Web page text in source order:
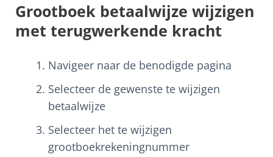
Grootboek betaalwijze wijzigen
met terugwerkende kracht
Navigeer naar de benodigde pagina
Selecteer de gewenste te wijzigen
betaalwijze
Selecteer het te wijzigen
grootboekrekeningnummer